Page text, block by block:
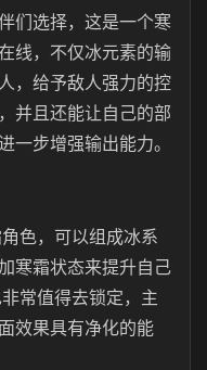
们选择，这是一个寒
线，不仅冰元素的输
，给予敌人强力的控
并且还能让自己的部
一步增强输出能力。
色，可以组成冰系
寒霜状态来提升自己
常值得去锁定，主
效果具有净化的能